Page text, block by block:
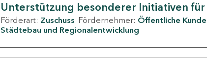
Unterstützung besonderer Initiativen
Förderart: Zuschuss Fördernehmer: Öffentliche
Städtebau und Regionalentwicklung